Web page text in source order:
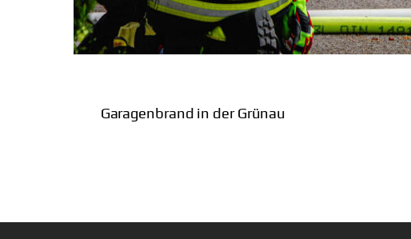
Garagenbrand in der Grünau